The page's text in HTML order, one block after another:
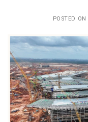
POSTED ON